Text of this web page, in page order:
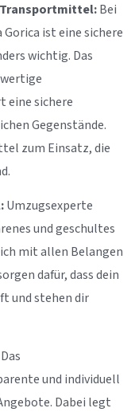
Bei
ist eine sichere
wichtig. Das
eine sichere
Gegenstände.
zum Einsatz, die
Umzugsexperte
und geschultes
mit allen Belangen
dafür, dass dein
und stehen dir
Das
und individuell
Dabei legt